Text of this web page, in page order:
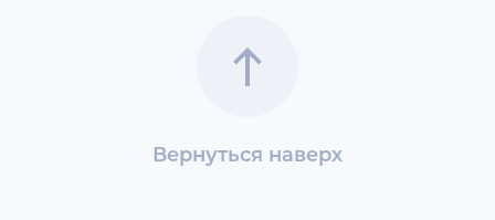
Вернуться наверх